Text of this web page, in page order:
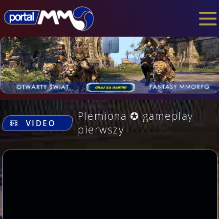
.
VIDEO
Plemiona ✪ gameplay
pierwszy